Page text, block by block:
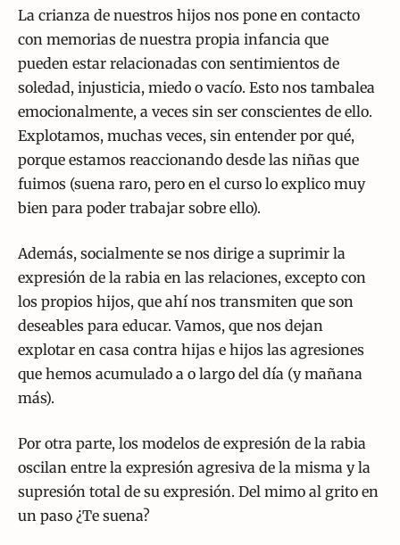
La crianza de nuestros hijos nos pone en contacto
con memorias de nuestra propia infancia que
pueden estar relacionadas con sentimientos de
soledad, injusticia, miedo o vacío. Esto nos tambalea
emocionalmente, a veces sin ser conscientes de ello.
Explotamos, muchas veces, sin entender por qué,
porque estamos reaccionando desde las niñas que
fuimos (suena raro, pero en el curso lo explico muy
bien para poder trabajar sobre ello).
Además, socialmente se nos dirige a suprimir la
expresión de la rabia en las relaciones, excepto con
los propios hijos, que ahí nos transmiten que son
deseables para educar. Vamos, que nos dejan
explotar en casa contra hijas e hijos las agresiones
que hemos acumulado a o largo del día (y mañana
más).
Por otra parte, los modelos de expresión de la rabia
oscilan entre la expresión agresiva de la misma y la
supresión total de su expresión. Del mimo al grito en
un paso ¿Te suena?